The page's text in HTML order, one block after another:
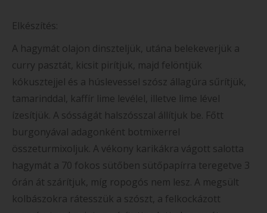
Elkészítés:
A hagymát olajon dinszteljük, utána belekeverjük a
curry pasztát, kicsit pirítjuk, majd felöntjük
kókusztejjel és a húslevessel szósz állagúra sűrítjük,
tamarinddal, kaffír lime levélel, illetve lime lével
ízesítjük. A sósságát halszósszal állítjuk be. Főtt
burgonyával adagonként botmixerrel
összeturmixoljuk. A vékony karikákra vágott salotta
hagymát a 70 fokos sütőben sütőpapírra teregetve 3
órán át szárítjuk, míg ropogós nem lesz. A megsült
kolbászokra rátesszük a szószt, a felkockázott